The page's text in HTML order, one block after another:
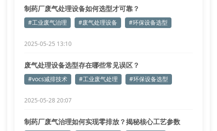
制药厂废气处理设备如何选型才可靠？
#工业废气治理 #废气处理设备 #环保设备选型
2025-05-25 13:10
废气处理设备选型存在哪些常见误区？
#vocs减排技术 #工业废气处理 #环保设备选型
2025-05-28 20:07
制药厂废气治理如何实现零排放？揭秘核心工艺参数